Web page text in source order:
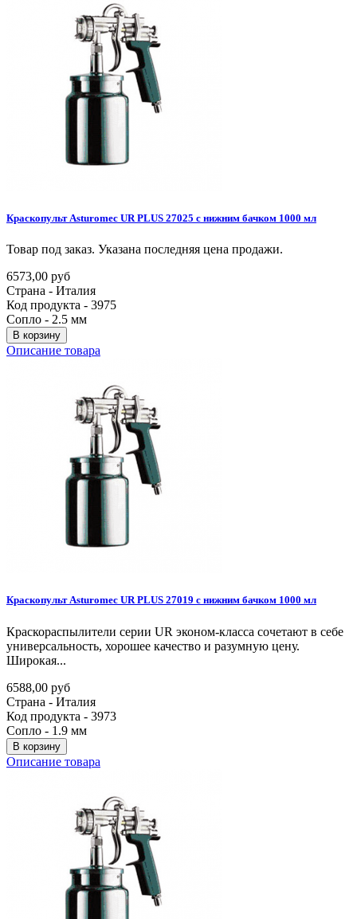
Краскопульт Asturomec UR PLUS 27025 с нижним бачком 1000 мл
Товар под заказ. Указана последняя цена продажи.
6573,00 руб
Страна - Италия
Код продукта - 3975
Сопло - 2.5 мм
В корзину
Описание товара
Краскопульт Asturomec UR PLUS 27019 с нижним бачком 1000 мл
Краскораспылители серии UR эконом-класса сочетают в себе
универсальность, хорошее качество и разумную цену.
Широкая...
6588,00 руб
Страна - Италия
Код продукта - 3973
Сопло - 1.9 мм
В корзину
Описание товара